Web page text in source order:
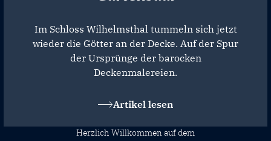
Im Schloss Wilhelmsthal tummeln sich jetzt
wieder die Götter an der Decke. Auf der Spur
der Ursprünge der barocken
Deckenmalereien.
Artikel lesen
Herzlich Willkommen auf dem